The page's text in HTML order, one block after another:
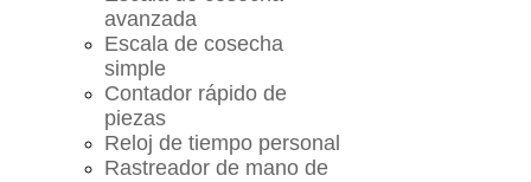
avanzada
Escala de cosecha
simple
Contador rápido de
piezas
Reloj de tiempo personal
Rastreador de mano de